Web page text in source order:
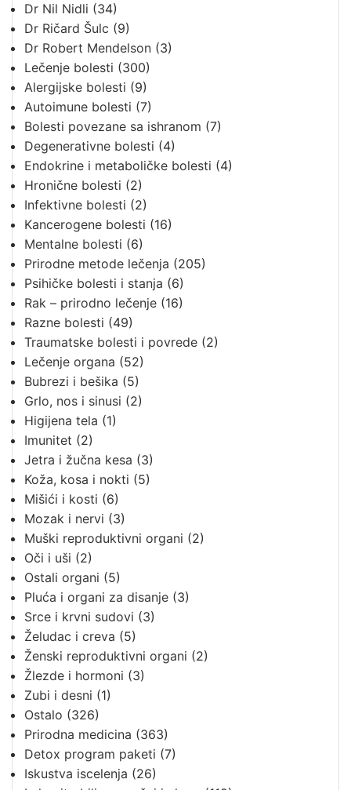
Dr Nil Nidli (34)
Dr Ričard Šulc (9)
Dr Robert Mendelson (3)
Lečenje bolesti (300)
Alergijske bolesti (9)
Autoimune bolesti (7)
Bolesti povezane sa ishranom (7)
Degenerativne bolesti (4)
Endokrine i metaboličke bolesti (4)
Hronične bolesti (2)
Infektivne bolesti (2)
Kancerogene bolesti (16)
Mentalne bolesti (6)
Prirodne metode lečenja (205)
Psihičke bolesti i stanja (6)
Rak – prirodno lečenje (16)
Razne bolesti (49)
Traumatske bolesti i povrede (2)
Lečenje organa (52)
Bubrezi i bešika (5)
Grlo, nos i sinusi (2)
Higijena tela (1)
Imunitet (2)
Jetra i žučna kesa (3)
Koža, kosa i nokti (5)
Mišići i kosti (6)
Mozak i nervi (3)
Muški reproduktivni organi (2)
Oči i uši (2)
Ostali organi (5)
Pluća i organi za disanje (3)
Srce i krvni sudovi (3)
Želudac i creva (5)
Ženski reproduktivni organi (2)
Žlezde i hormoni (3)
Zubi i desni (1)
Ostalo (326)
Prirodna medicina (363)
Detox program paketi (7)
Iskustva iscelenja (26)